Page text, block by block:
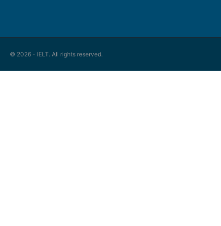
© 2026 - IELT. All rights reserved.